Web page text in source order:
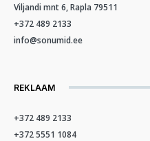
Viljandi mnt 6, Rapla 79511
+372 489 2133
info@sonumid.ee
REKLAAM
+372 489 2133
+372 5551 1084